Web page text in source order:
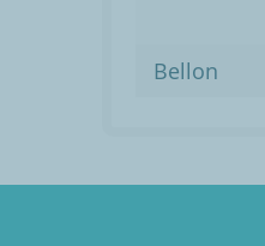
Bellon